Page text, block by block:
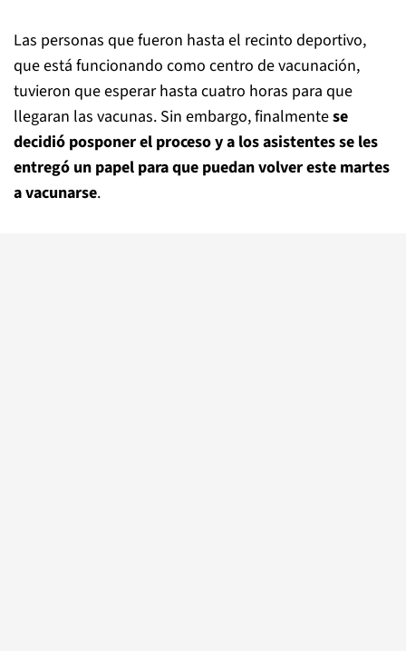
Las personas que fueron hasta el recinto deportivo,
que está funcionando como centro de vacunación,
tuvieron que esperar hasta cuatro horas para que
llegaran las vacunas. Sin embargo, finalmentese
decidió posponer el proceso y a los asistentes se les
entregó un papel para que puedan volver este martes
a vacunarse.